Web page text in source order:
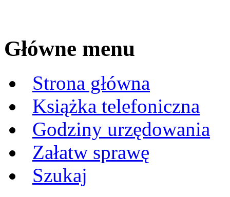
Główne menu
Strona główna
Książka telefoniczna
Godziny urzędowania
Załatw sprawę
Szukaj